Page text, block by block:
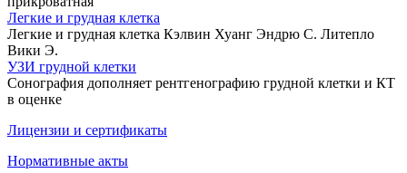
Легкие и грудная клетка
Легкие и грудная клетка Кэлвин Хуанг Эндрю С. Литепло
Вики Э.
УЗИ грудной клетки
Сонография дополняет рентгенографию грудной клетки и КТ
в оценке
Лицензии и сертификаты
Нормативные акты